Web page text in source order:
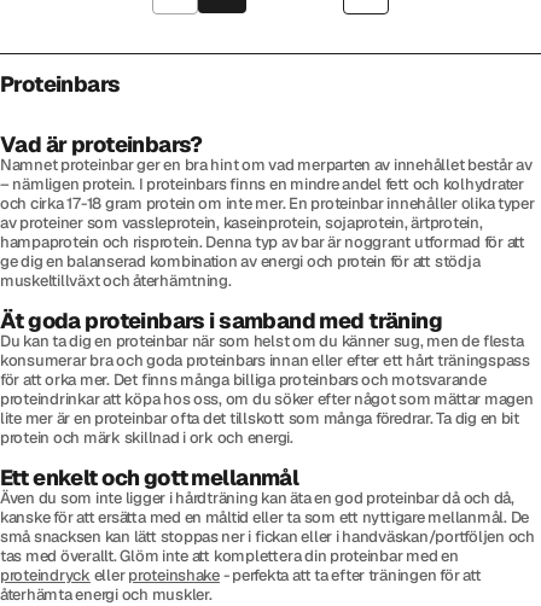
Proteinbars
Vad är proteinbars?
Namnet proteinbar ger en bra hint om vad merparten av innehållet består av
– nämligen protein. I proteinbars finns en mindre andel fett och kolhydrater
och cirka 17-18 gram protein om inte mer. En proteinbar innehåller olika typer
av proteiner som vassleprotein, kaseinprotein, sojaprotein, ärtprotein,
hampaprotein och risprotein. Denna typ av bar är noggrant utformad för att
ge dig en balanserad kombination av energi och protein för att stödja
muskeltillväxt och återhämtning.
Ät goda proteinbars i samband med träning
Du kan ta dig en proteinbar när som helst om du känner sug, men de flesta
konsumerar bra och goda proteinbars innan eller efter ett hårt träningspass
för att orka mer. Det finns många billiga proteinbars och motsvarande
proteindrinkar att köpa hos oss, om du söker efter något som mättar magen
lite mer är en proteinbar ofta det tillskott som många föredrar. Ta dig en bit
protein och märk skillnad i ork och energi.
Ett enkelt och gott mellanmål
Även du som inte ligger i hårdträning kan äta en god proteinbar då och då,
kanske för att ersätta med en måltid eller ta som ett nyttigare mellanmål. De
små snacksen kan lätt stoppas ner i fickan eller i handväskan/portföljen och
tas med överallt. Glöm inte att komplettera din proteinbar med en
proteindryck ellerproteinshake- perfekta att ta efter träningen för att
återhämta energi och muskler.